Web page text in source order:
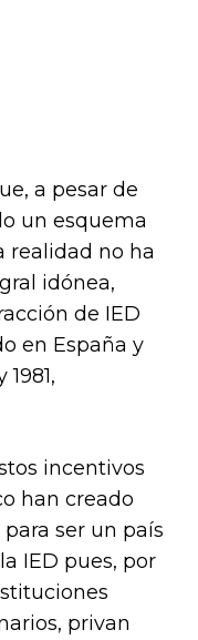
a pesar de
un esquema
realidad no ha
idónea,
de IED
en España y
incentivos
han creado
ser un país
IED pues, por
privan